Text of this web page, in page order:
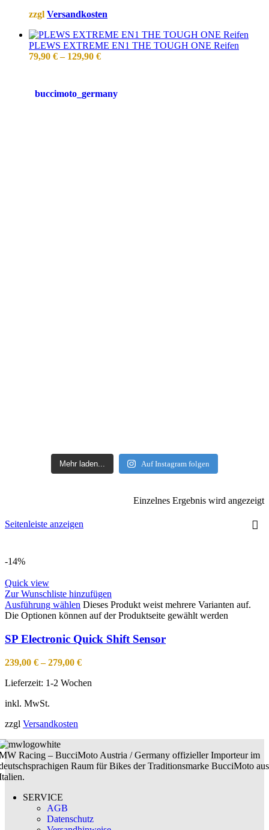
zzgl Versandkosten
PLEWS EXTREME EN1 THE TOUGH ONE Reifen
79,90 €– 129,90 €
buccimoto_germany
Mehr laden... Auf Instagram folgen
Einzelnes Ergebnis wird angezeigt
Seitenleiste anzeigen
-14%
Quick view
Zur Wunschliste hinzufügen
Ausführung wählen Dieses Produkt weist mehrere Varianten auf.
Die Optionen können auf der Produktseite gewählt werden
SP Electronic Quick Shift Sensor
239,00 €–279,00 €
Lieferzeit: 1-2 Wochen
inkl. MwSt.
zzgl Versandkosten
Racing – BucciMoto Austria / Germany offizieller Importeur im
Raum für Bikes der Traditionsmarke BucciMoto aus
SERVICE
AGB
Datenschutz